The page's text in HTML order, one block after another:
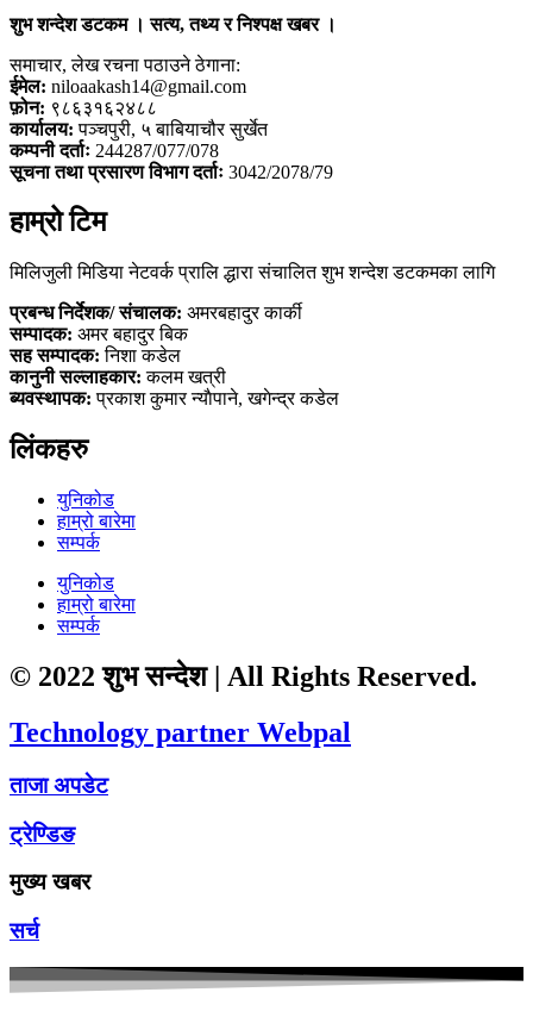
शुभ शन्देश डटकम । सत्य, तथ्य र निश्पक्ष खबर ।
समाचार, लेख रचना पठाउने ठेगाना:
ईमेल: niloaakash14@gmail.com
फ़ोन: ९८६३१६२४८८
कार्यालय: पञ्चपुरी, ५ बाबियाचौर सुर्खेत
कम्पनी दर्ताः 244287/077/078
सूचना तथा प्रसारण विभाग दर्ताः 3042/2078/79
हाम्रो टिम
मिलिजुली मिडिया नेटवर्क प्रालि द्धारा संचालित शुभ शन्देश डटकमका लागि
प्रबन्ध निर्देशक/ संचालक: अमरबहादुर कार्की
सम्पादक: अमर बहादुर बिक
सह सम्पादक: निशा कडेल
कानुनी सल्लाहकार: कलम खत्री
ब्यवस्थापक:प्रकाश कुमार न्याैपाने, खगेन्द्र कडेल
लिंकहरु
युनिकोड
हाम्रो बारेमा
सम्पर्क
युनिकोड
हाम्रो बारेमा
सम्पर्क
© 2022 शुभ सन्देश | All Rights Reserved.
Technology partner Webpal
ताजा अपडेट
ट्रेण्डिङ
मुख्य खबर
सर्च